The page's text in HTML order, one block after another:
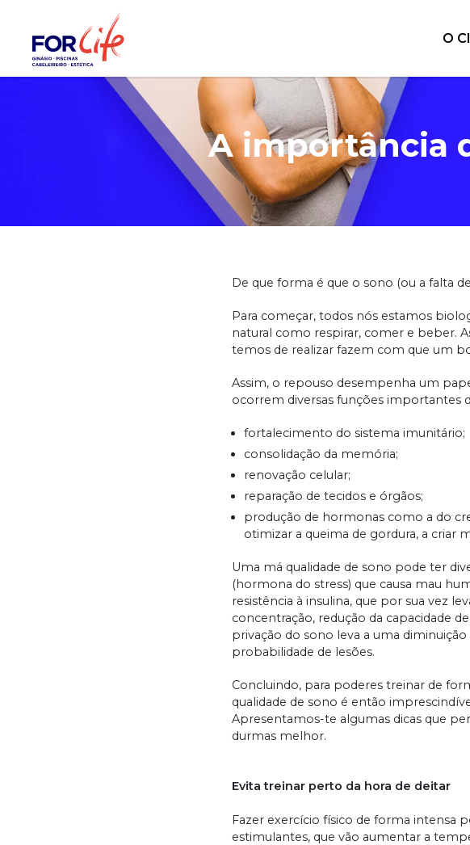
O
A importância
De que forma é que o sono (ou a falta
Para começar, todos nós estamos
natural como respirar, comer e beber.
temos de realizar fazem com que um
Assim, o repouso desempenha um
ocorrem diversas funções
fortalecimento do sistema imunitário;
consolidação da memória;
renovação celular;
reparação de tecidos e órgãos;
produção de hormonas como a do
otimizar a queima de gordura, a criar
Uma má qualidade de sono pode ter
(hormona do stress) que causa mau
resistência à insulina, que por sua vez
concentração, redução da capacidade
privação do sono leva a uma
probabilidade de lesões.
Concluindo, para poderes treinar de
qualidade de sono é então
Apresentamos-te algumas dicas que
durmas melhor.
Evita treinar perto da hora de deitar
Fazer exercício físico de forma intensa
estimulantes, que vão aumentar a